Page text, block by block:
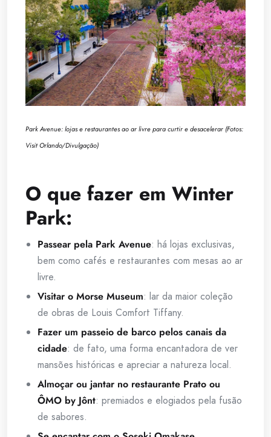
Park Avenue: lojas e restaurantes ao ar livre para curtir e desacelerar (Fotos:
Visit Orlando/Divulgação)
O que fazer em Winter
Park:
Passear pela Park Avenue: há lojas exclusivas,
bem como cafés e restaurantes com mesas ao ar
livre.
Visitar o Morse Museum: lar da maior coleção
de obras de Louis Comfort Tiffany.
Fazer um passeio de barco pelos canais da
cidade: de fato, uma forma encantadora de ver
mansões históricas e apreciar a natureza local.
Almoçar ou jantar no restaurante Prato ou
ÔMO by Jônt: premiados e elogiados pela fusão
de sabores.